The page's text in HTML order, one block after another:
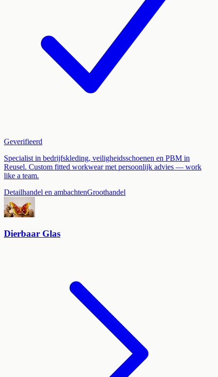
Geverifieerd
Specialist in bedrijfskleding, veiligheidsschoenen en PBM in
Reusel. Custom fitted workwear met persoonlijk advies — work
like a team.
Detailhandel en ambachtenGroothandel
Dierbaar Glas